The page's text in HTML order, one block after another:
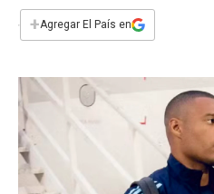
e
b
s
t
i
l
+Agregar El País en